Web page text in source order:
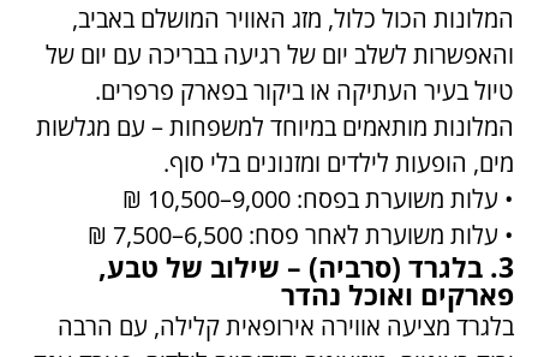
המלונות הכול כלול, מזג האוויר המושלם באביב,
והאפשרות לשלב יום של רגיעה בבריכה עם יום של
טיול בעיר העתיקה או ביקור בפארק פרפרים.
המלונות מותאמים במיוחד למשפחות – עם מגלשות
מים, הופעות לילדים ומזנונים בלי סוף.
• עלות משוערת בפסח: 9,000–10,500 ₪
• עלות משוערת לאחר פסח: 6,500–7,500 ₪
3. בלגרד (סרביה) – שילוב של טבע,
פארקים ואוכל נהדר
בלגרד מציעה אווירה אירופאית קלילה, עם הרבה